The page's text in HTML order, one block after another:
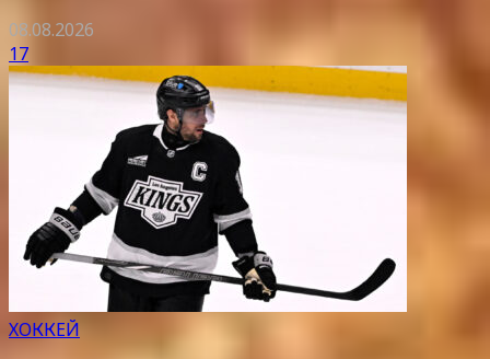
08.08.2026
17
ХОККЕЙ